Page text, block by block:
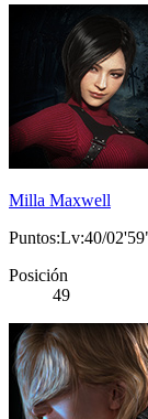
Milla Maxwell
Puntos:Lv:40/
Posición
49